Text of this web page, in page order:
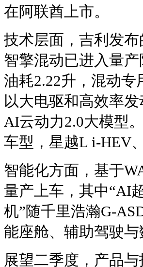
在阿联酋上市。
技术层面，吉利发
智擎混动已进入量
油耗2.22升，混动专
以大电驱和高效率
AI云动力2.0大模型
车型，星越L i-HEV
智能化方面，基于
量产上车，其中“AI
机”随千里浩瀚G-
能座舱、辅助驾驶
展望二季度，产品